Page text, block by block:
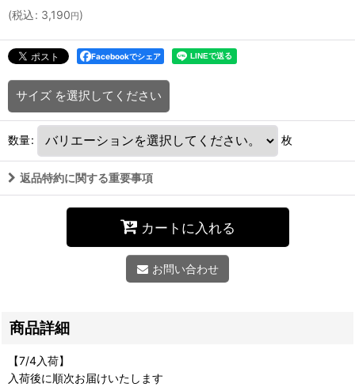
(税込: 3,190円)
Facebookでシェア
サイズ を選択してください
数量: 枚
返品特約に関する重要事項
カートに入れる
お問い合わせ
商品詳細
【7/4入荷】
入荷後に順次お届けいたします